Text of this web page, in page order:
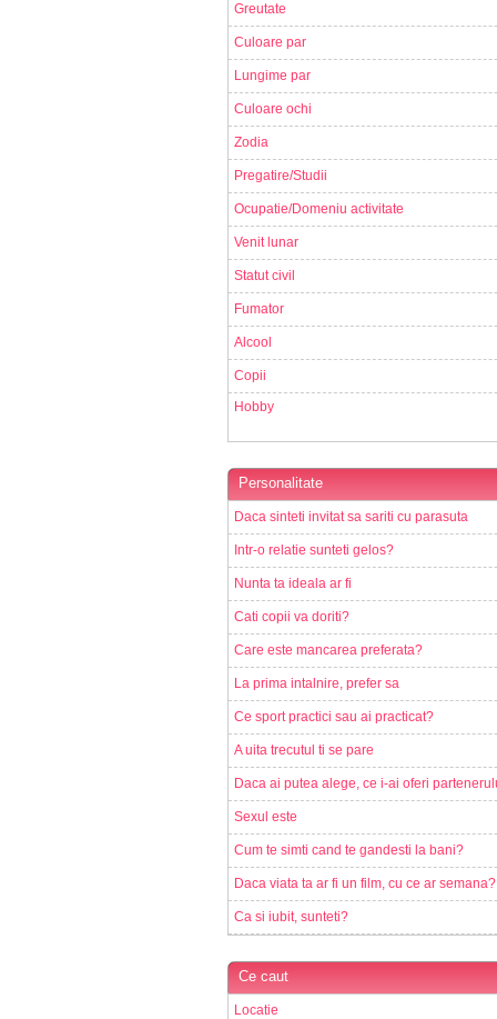
Greutate
Culoare par
Lungime par
Culoare ochi
Zodia
Pregatire/Studii
Ocupatie/Domeniu activitate
Venit lunar
Statut civil
Fumator
Alcool
Copii
Hobby
Personalitate
Daca sinteti invitat sa sariti cu parasuta
Intr-o relatie sunteti gelos?
Nunta ta ideala ar fi
Cati copii va doriti?
Care este mancarea preferata?
La prima intalnire, prefer sa
Ce sport practici sau ai practicat?
A uita trecutul ti se pare
Daca ai putea alege, ce i-ai oferi
Sexul este
Cum te simti cand te gandesti la bani?
Daca viata ta ar fi un film, cu ce ar semana?
Ca si iubit, sunteti?
Ce caut
Locatie